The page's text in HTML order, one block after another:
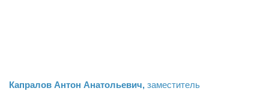
Капралов Антон Анатольевич, заместитель